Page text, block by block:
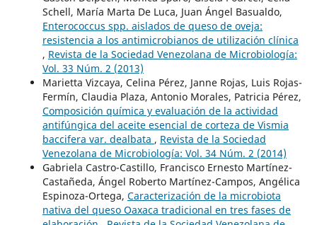
Schell, María Marta De Luca, Juan Ángel Basualdo,
Enterococcus spp. aislados de queso de oveja:
resistencia a los antimicrobianos de utilización clínica
, Revista de la Sociedad Venezolana de Microbiología:
Vol. 33 Núm. 2 (2013)
Marietta Vizcaya, Celina Pérez, Janne Rojas, Luis Rojas-
Fermín, Claudia Plaza, Antonio Morales, Patricia Pérez,
Composición química y evaluación de la actividad
antifúngica del aceite esencial de corteza de Vismia
baccifera var. dealbata , Revista de la Sociedad
Venezolana de Microbiología: Vol. 34 Núm. 2 (2014)
Gabriela Castro-Castillo, Francisco Ernesto Martínez-
Castañeda, Ángel Roberto Martínez-Campos, Angélica
Espinoza-Ortega, Caracterización de la microbiota
nativa del queso Oaxaca tradicional en tres fases de